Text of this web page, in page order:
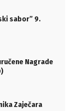
sabor” 9.
Nagrade
Zaječara